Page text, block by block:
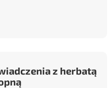
z herbatą